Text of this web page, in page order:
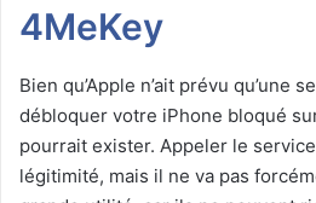
4MeKey
Bien qu’Apple n’ait prévu qu’une
débloquer votre iPhone bloqué
pourrait exister. Appeler le
légitimité, mais il ne va pas